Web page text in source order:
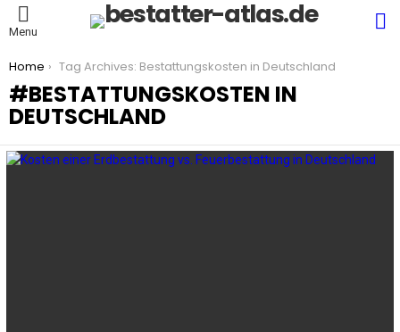
Menu
You are here:
Home Tag Archives: Bestattungskosten in Deutschland
BESTATTUNGSKOSTEN IN
DEUTSCHLAND